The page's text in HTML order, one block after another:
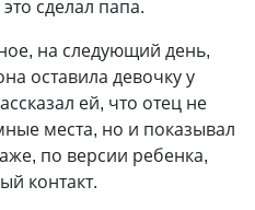
сделал папа.
на следующий день,
оставила девочку у
ей, что отец не
места, но и показывал
по версии ребенка,
контакт.